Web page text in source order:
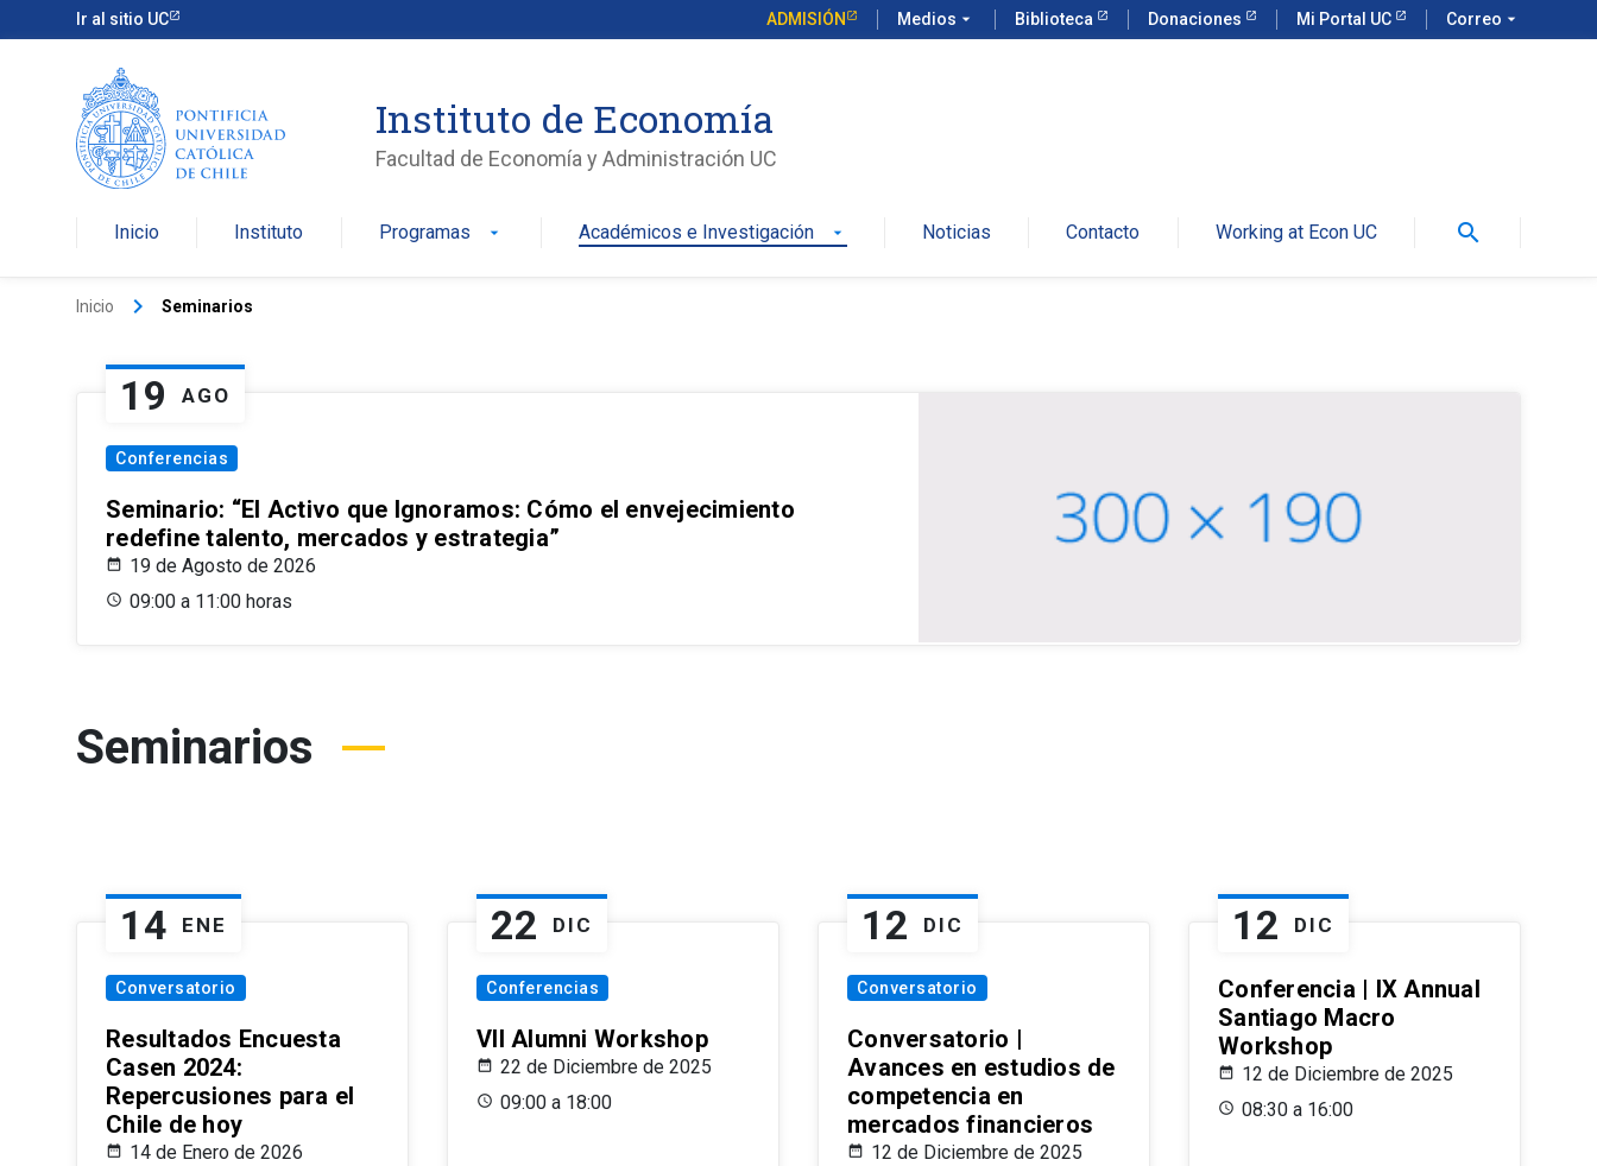
Ir al sitio UC ADMISIÓN Medios arrow_drop_down Biblioteca Donaciones Mi Portal UC Correo arrow_drop_down
Instituto de Economía
Facultad de Economía y Administración UC
Inicio Instituto Programas arrow_drop_down Académicos e Investigación arrow_drop_down Noticias Contacto Working at Econ UC search
Inicio keyboard_arrow_right Seminarios
19 AGO
Conferencias
Seminario: “El Activo que Ignoramos: Cómo el envejecimiento
redefine talento, mercados y estrategia”
19 de Agosto de 2026
09:00 a 11:00 horas
Seminarios
14 ENE
Conversatorio
Resultados Encuesta
Casen 2024:
Repercusiones para el
Chile de hoy
14 de Enero de 2026
22 DIC
Conferencias
VII Alumni Workshop
22 de Diciembre de 2025
09:00 a 18:00
12 DIC
Conversatorio
Conversatorio |
Avances en estudios de
competencia en
mercados financieros
12 de Diciembre de 2025
12 DIC
Conferencia | IX Annual
Santiago Macro
Workshop
12 de Diciembre de 2025
08:30 a 16:00